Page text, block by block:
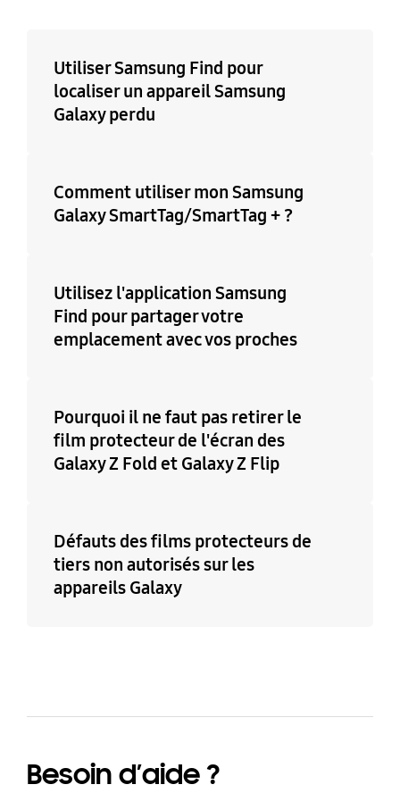
Utiliser Samsung Find pour
localiser un appareil Samsung
Galaxy perdu
Comment utiliser mon Samsung
Galaxy SmartTag/SmartTag + ?
Utilisez l'application Samsung
Find pour partager votre
emplacement avec vos proches
Pourquoi il ne faut pas retirer le
film protecteur de l'écran des
Galaxy Z Fold et Galaxy Z Flip
Défauts des films protecteurs de
tiers non autorisés sur les
appareils Galaxy
Besoin d’aide ?